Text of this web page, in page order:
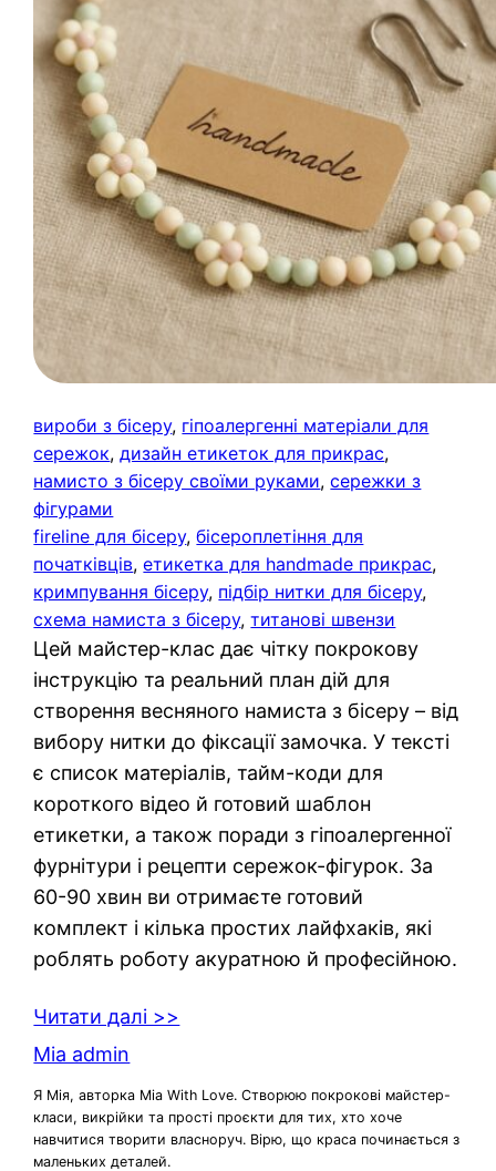
вироби з бісеру, гіпоалергенні матеріали для
сережок, дизайн етикеток для прикрас
намисто з бісеру своїми руками, сережки з
фігурами
fireline для бісеру, бісероплетіння для
початківців, етикетка для handmade прикрас
кримпування бісеру, підбір нитки для бісеру
схема намиста з бісеру, титанові швензи
Цей майстер-клас дає чітку покрокову
інструкцію та реальний план дій для
створення весняного намиста з бісеру – від
вибору нитки до фіксації замочка. У тексті
є список матеріалів, тайм-коди для
короткого відео й готовий шаблон
етикетки, а також поради з гіпоалергенної
фурнітури і рецепти сережок-фігурок. За
60-90 хвин ви отримаєте готовий
комплект і кілька простих лайфхаків, які
роблять роботу акуратною й професійною.
Читати далі >>
Mia admin
Я Мія, авторка Mia With Love. Створюю покрокові майстер-
класи, викрійки та прості проєкти для тих, хто хоче
навчитися творити власноруч. Вірю, що краса починається з
маленьких деталей.